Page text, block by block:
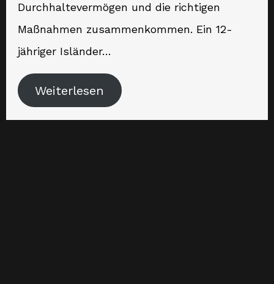
Durchhaltevermögen und die richtigen
Maßnahmen zusammenkommen. Ein 12-
jähriger Isländer…
Weiterlesen